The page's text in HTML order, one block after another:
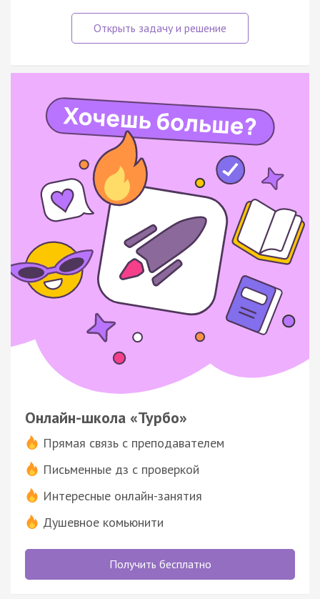
Онлайн-школа «Турбо»
Прямая связь с преподавателем
Письменные дз с проверкой
Интересные онлайн-занятия
Душевное комьюнити
Получить бесплатно